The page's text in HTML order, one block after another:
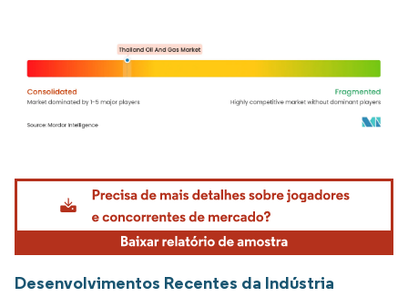
Imagem © Mordor Intelligence. O reuso requer atribuição conforme CC BY 4.0.
Desenvolvimentos Recentes da Indústria